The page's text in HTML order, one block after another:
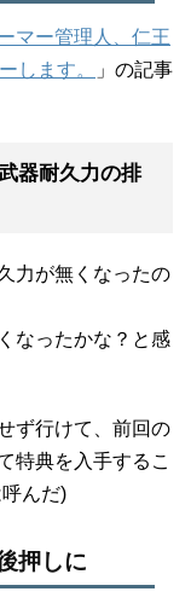
マー管理人、仁王
します。
」の記事
器耐久力の排
力が無くなったの
なったかな？と感
ず行けて、前回の
特典を入手するこ
んだ)
押しに